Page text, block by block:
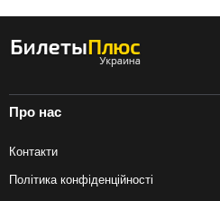
Про нас
Контакти
Політика конфіденційності